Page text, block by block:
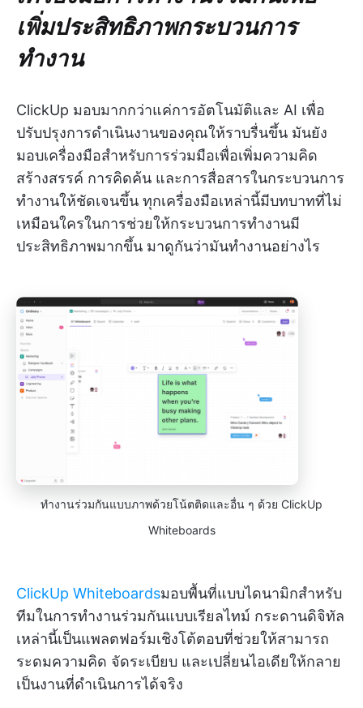
เพิ่มประสิทธิภาพกระบวนการ
ทำงาน
ClickUp มอบมากกว่าแค่การอัตโนมัติและ AI เพื่อ
ปรับปรุงการดำเนินงานของคุณให้ราบรื่นขึ้น มันยัง
มอบเครื่องมือสำหรับการร่วมมือเพื่อเพิ่มความคิด
สร้างสรรค์ การคิดค้น และการสื่อสารในกระบวนการ
ทำงานให้ชัดเจนขึ้น ทุกเครื่องมือเหล่านี้มีบทบาทที่ไม่
เหมือนใครในการช่วยให้กระบวนการทำงานมี
ประสิทธิภาพมากขึ้น มาดูกันว่ามันทำงานอย่างไร
ทำงานร่วมกันแบบภาพด้วยโน้ตติดและอื่น ๆ ด้วย ClickUp
Whiteboards
ClickUp Whiteboardsมอบพื้นที่แบบไดนามิกสำหรับ
ทีมในการทำงานร่วมกันแบบเรียลไทม์ กระดานดิจิทัล
เหล่านี้เป็นแพลตฟอร์มเชิงโต้ตอบที่ช่วยให้สามารถ
ระดมความคิด จัดระเบียบ และเปลี่ยนไอเดียให้กลาย
เป็นงานที่ดำเนินการได้จริง